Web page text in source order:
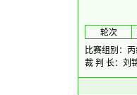
轮次
比赛组别：丙
裁 判 长：刘